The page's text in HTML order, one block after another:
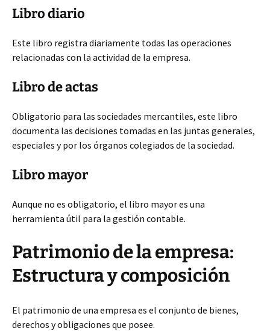
Libro diario
Este libro registra diariamente todas las operaciones
relacionadas con la actividad de la empresa.
Libro de actas
Obligatorio para las sociedades mercantiles, este libro
documenta las decisiones tomadas en las juntas generales,
especiales y por los órganos colegiados de la sociedad.
Libro mayor
Aunque no es obligatorio, el libro mayor es una
herramienta útil para la gestión contable.
Patrimonio de la empresa:
Estructura y composición
El patrimonio de una empresa es el conjunto de bienes,
derechos y obligaciones que posee.